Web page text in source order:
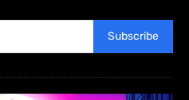
Subscribe